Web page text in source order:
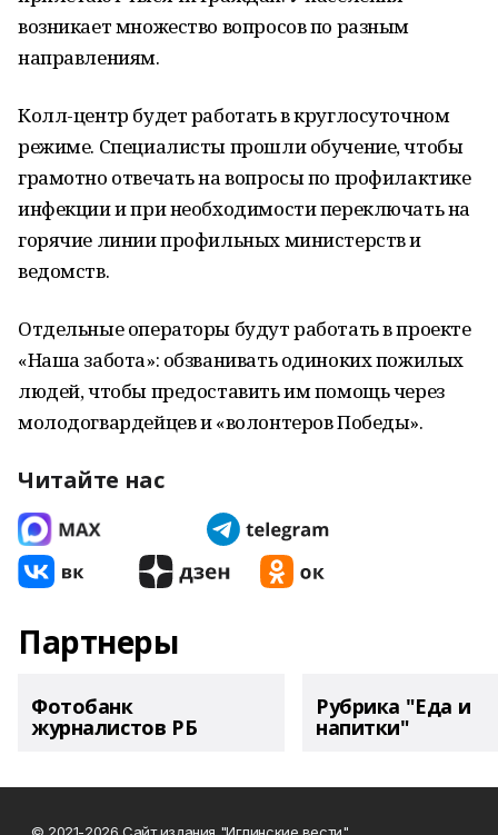
возникает множество вопросов по разным
направлениям.
Колл-центр будет работать в круглосуточном
режиме. Специалисты прошли обучение, чтобы
грамотно отвечать на вопросы по профилактике
инфекции и при необходимости переключать на
горячие линии профильных министерств и
ведомств.
Отдельные операторы будут работать в проекте
«Наша забота»: обзванивать одиноких пожилых
людей, чтобы предоставить им помощь через
молодогвардейцев и «волонтеров Победы».
Читайте нас
Партнеры
Фотобанк
журналистов РБ
Рубрика "Еда и
напитки"